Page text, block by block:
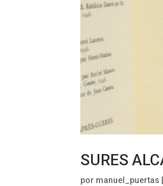
SURES
por manuel_puertas